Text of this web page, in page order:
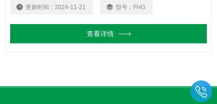
更新时间： 2024-11-21 型号： FHG
查看详情